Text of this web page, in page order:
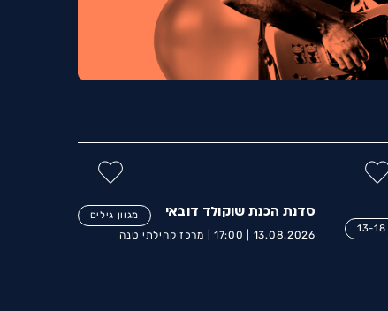
13-18
סדנת הכנת שוקולד דובאי מגוון גילים
13.08.2026 |
17:00 | מרכז קהילתי טנה